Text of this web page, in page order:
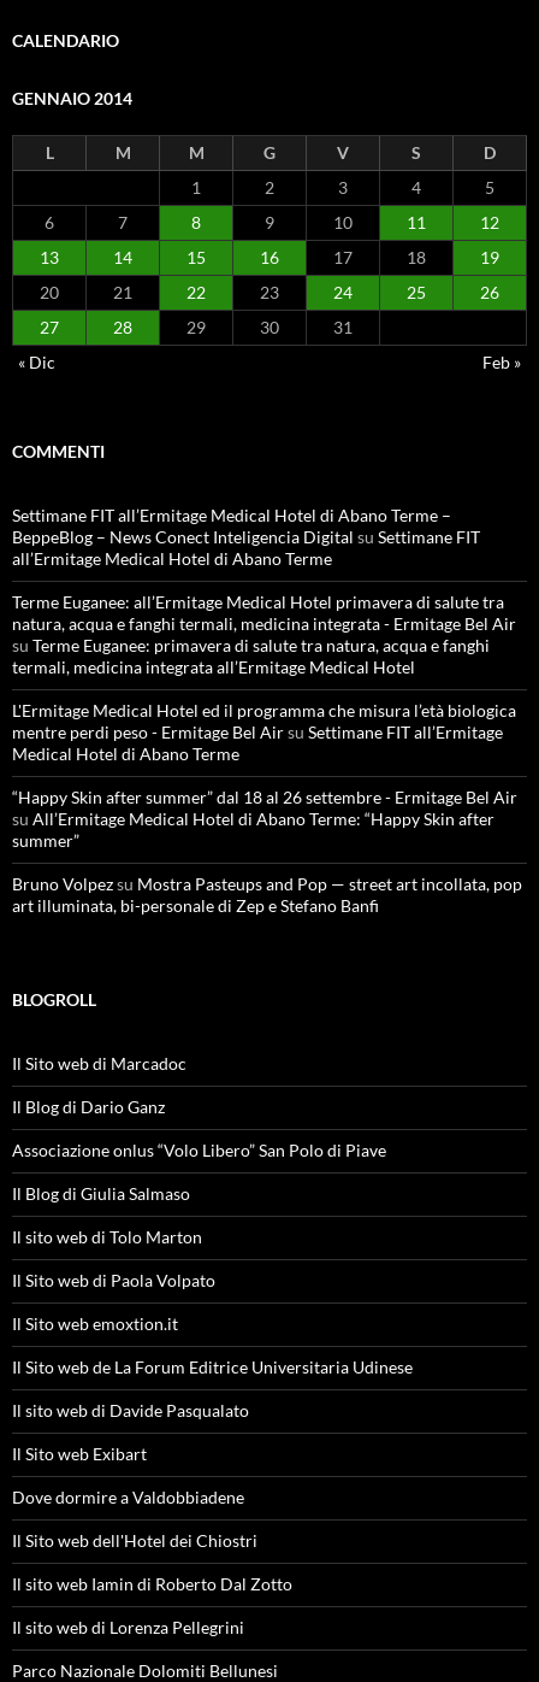
CALENDARIO
GENNAIO 2014
L M M G V S
D
1
2 3 4
5
6
7 8 9 10 11
12
13
14 15 16 17 18
19
20
21 22 23 24 25
26
27
28 29 30
31
« Dic
Feb »
COMMENTI
Settimane FIT all’Ermitage Medical Hotel di Abano Terme –
BeppeBlog – News Conect Inteligencia Digital su Settimane FIT
all’Ermitage Medical Hotel di Abano Terme
Terme Euganee: all’Ermitage Medical Hotel primavera di salute tra
natura, acqua e fanghi termali, medicina integrata - Ermitage Bel Air
su Terme Euganee: primavera di salute tra natura, acqua e fanghi
termali, medicina integrata all’Ermitage Medical Hotel
L'Ermitage Medical Hotel ed il programma che misura l’età biologica
mentre perdi peso - Ermitage Bel Airsu Settimane FIT all’Ermitage
Medical Hotel di Abano Terme
“Happy Skin after summer” dal 18 al 26 settembre - Ermitage Bel Air
su All’Ermitage Medical Hotel di Abano Terme: “Happy Skin after
summer”
Bruno Volpezsu Mostra Pasteups and Pop — street art incollata, pop
art illuminata, bi-personale di Zep e Stefano Banfi
BLOGROLL
Il Sito web di Marcadoc
Il Blog di Dario Ganz
Associazione onlus “Volo Libero” San Polo di Piave
Il Blog di Giulia Salmaso
Il sito web di Tolo Marton
Il Sito web di Paola Volpato
Il Sito web emoxtion.it
Il Sito web de La Forum Editrice Universitaria Udinese
Il sito web di Davide Pasqualato
Il Sito web Exibart
Dove dormire a Valdobbiadene
Il Sito web dell'Hotel dei Chiostri
Il sito web Iamin di Roberto Dal Zotto
Il sito web di Lorenza Pellegrini
Parco Nazionale Dolomiti Bellunesi